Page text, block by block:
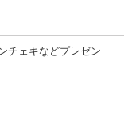
チェキなどプレゼン